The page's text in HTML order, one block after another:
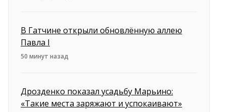
В Гатчине открыли обновлённую аллею
Павла I
50 минут назад
Дрозденко показал усадьбу Марьино:
«Такие места заряжают и успокаивают»